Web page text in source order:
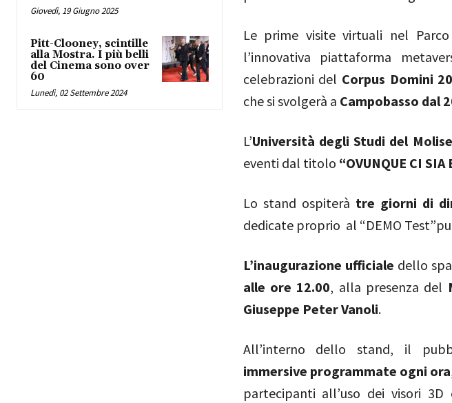
Giovedì, 19 Giugno 2025
Pitt-Clooney, scintille
alla Mostra. I più belli
del Cinema sono over
60
Lunedì, 02 Settembre 2024
Le prime visite virtuali nel
l’innovativa piattaforma
celebrazioni del Corpus Domini
che si svolgerà a Campobasso dal
L’Università degli Studi del
eventi dal titolo “OVUNQUE CI SIA
Lo stand ospiterà tre giorni di
dedicate proprio al “DEMO
L’inaugurazione ufficiale dello
alle ore 12.00, alla presenza del
Giuseppe Peter Vanoli.
All’interno dello stand, il
immersive programmate ogni ora
partecipanti all’uso dei visori